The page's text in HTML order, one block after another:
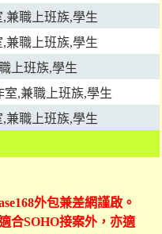
,兼職上班族,學生
,兼職上班族,學生
上班族,學生
室,兼職上班族,學生
,兼職上班族,學生
外包兼差網謹啟。
合SOHO接案外，亦適